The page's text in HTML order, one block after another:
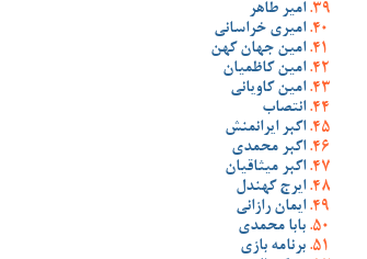
امیر طاهر
امیری خراسانی
امین جهان کهن
امین کاظمیان
امین کاویانی
انتصاب
اکبر ایرانمنش
اکبر محمدی
اکبر میثاقیان
ایرج کهندل
ایمان رازانی
بابا محمدی
برنامه بازی